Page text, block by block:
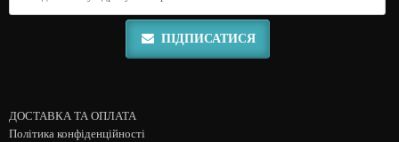
ПІДПИСАТИСЯ
ДОСТАВКА ТА ОПЛАТА
Політика конфіденційності